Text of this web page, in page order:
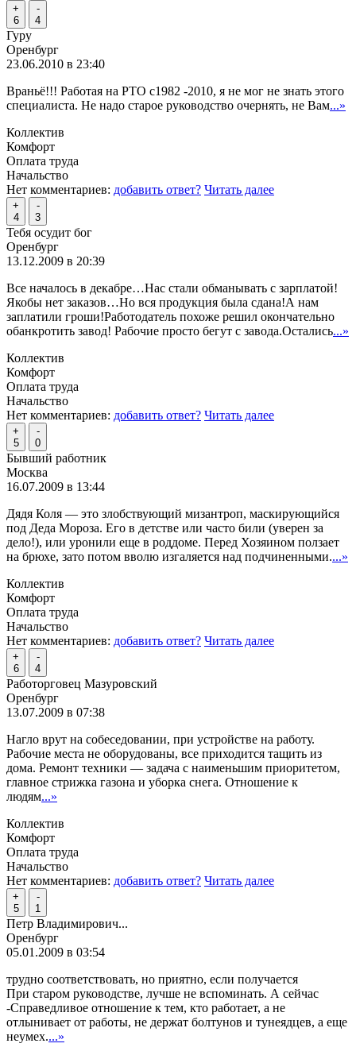
+
6
-
4
Гуру
Оренбург
23.06.2010 в 23:40
Враньё!!! Работая на РТО с1982 -2010, я не мог не знать этого
специалиста. Не надо старое руководство очернять, не Вам...»
Коллектив
Комфорт
Оплата труда
Начальство
Нет комментариев: добавить ответ? Читать далее
+
4
-
3
Тебя осудит бог
Оренбург
13.12.2009 в 20:39
Все началось в декабре…Нас стали обманывать с зарплатой!
Якобы нет заказов…Но вся продукция была сдана!А нам
заплатили гроши!Работодатель похоже решил окончательно
обанкротить завод! Рабочие просто бегут с завода.Остались...»
Коллектив
Комфорт
Оплата труда
Начальство
Нет комментариев: добавить ответ? Читать далее
+
5
-
0
Бывший работник
Москва
16.07.2009 в 13:44
Дядя Коля — это злобствующий мизантроп, маскирующийся
под Деда Мороза. Его в детстве или часто били (уверен за
дело!), или уронили еще в роддоме. Перед Хозяином ползает
на брюхе, зато потом вволю изгаляется над подчиненными....»
Коллектив
Комфорт
Оплата труда
Начальство
Нет комментариев: добавить ответ? Читать далее
+
6
-
4
Работорговец Мазуровский
Оренбург
13.07.2009 в 07:38
Нагло врут на собеседовании, при устройстве на работу.
Рабочие места не оборудованы, все приходится тащить из
дома. Ремонт техники — задача с наименьшим приоритетом,
главное стрижка газона и уборка снега. Отношение к
людям...»
Коллектив
Комфорт
Оплата труда
Начальство
Нет комментариев: добавить ответ? Читать далее
+
5
-
1
Петр Владимирович...
Оренбург
05.01.2009 в 03:54
трудно соответствовать, но приятно, если получается
При старом руководстве, лучше не вспоминать. А сейчас
-Справедливое отношение к тем, кто работает, а не
отлынивает от работы, не держат болтунов и тунеядцев, а еще
неумех....»